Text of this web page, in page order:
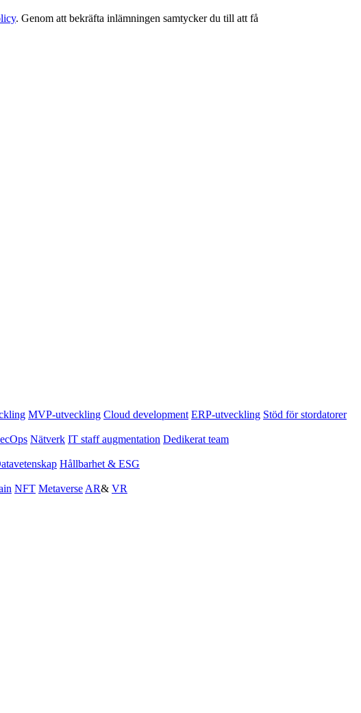
. Genom att bekräfta inlämningen samtycker du till att få
MVP-utveckling Cloud development ERP-utveckling Stöd för stordatorer
Nätverk IT staff augmentation Dedikerat team
Hållbarhet & ESG
NFT Metaverse AR& VR